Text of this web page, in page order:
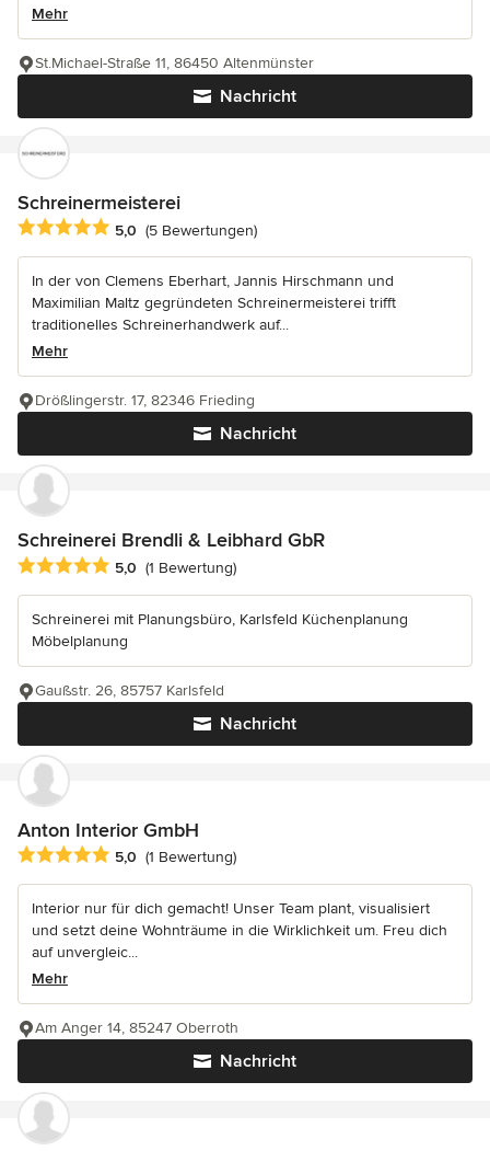
Mehr
Nachricht
St.Michael-Straße 11, 86450 Altenmünster
Schreinermeisterei
Durchschnittliche Bewertung: 5 von 5 Sternen
5,0 (5 Bewertungen)
In der von Clemens Eberhart, Jannis Hirschmann und
Maximilian Maltz gegründeten Schreinermeisterei trifft
traditionelles Schreinerhandwerk auf...
Mehr
Nachricht
Drößlingerstr. 17, 82346 Frieding
Schreinerei Brendli & Leibhard GbR
Durchschnittliche Bewertung: 5 von 5 Sternen
5,0 (1 Bewertung)
Schreinerei mit Planungsbüro, Karlsfeld Küchenplanung
Möbelplanung
Nachricht
Gaußstr. 26, 85757 Karlsfeld
Anton Interior GmbH
Durchschnittliche Bewertung: 5 von 5 Sternen
5,0 (1 Bewertung)
Interior nur für dich gemacht! Unser Team plant, visualisiert
und setzt deine Wohnträume in die Wirklichkeit um. Freu dich
auf unvergleic...
Mehr
Nachricht
Am Anger 14, 85247 Oberroth